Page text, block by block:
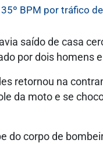
BPM por tráfico
saído de casa
por dois homens
retornou na
da moto e se
do corpo de